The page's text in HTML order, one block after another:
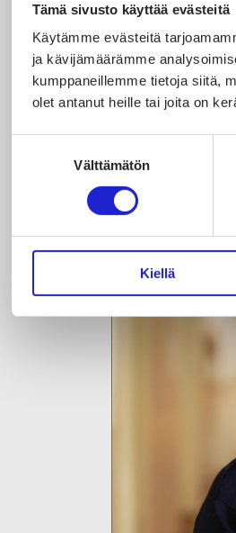
Tämä sivusto käyttää evästeitä
Käytämme evästeitä
ja kävijämäärämme
kumppaneillemme tietoja siitä,
olet antanut heille tai joita on
Välttämätön
Kiellä
Jaa